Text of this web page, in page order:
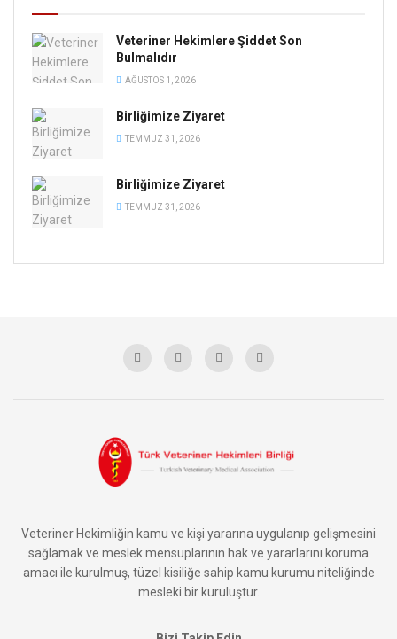
Veteriner Hekimlere Şiddet Son
Bulmalıdır
AĞUSTOS 1, 2026
Birliğimize Ziyaret
TEMMUZ 31, 2026
Birliğimize Ziyaret
TEMMUZ 31, 2026
Veteriner Hekimliğin kamu ve kişi yararına uygulanıp gelişmesini
sağlamak ve meslek mensuplarının hak ve yararlarını koruma
amacı ile kurulmuş, tüzel kisiliğe sahip kamu kurumu niteliğinde
mesleki bir kuruluştur.